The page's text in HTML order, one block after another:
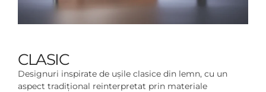
CLASIC
Designuri inspirate de ușile clasice din lemn, cu un
aspect tradițional reinterpretat prin materiale